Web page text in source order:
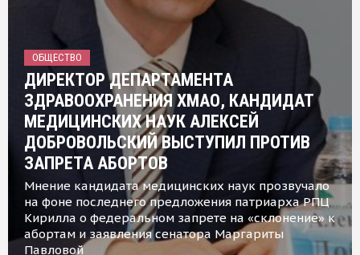
ОБЩЕСТВО
ДИРЕКТОР ДЕПАРТАМЕНТА
ЗДРАВООХРАНЕНИЯ ХМАО, КАНДИДАТ
МЕДИЦИНСКИХ НАУК АЛЕКСЕЙ
ДОБРОВОЛЬСКИЙ ВЫСТУПИЛ ПРОТИВ
ЗАПРЕТА АБОРТОВ
Мнение кандидата медицинских наук прозвучало
на фоне последнего предложения патриарха РПЦ
Кирилла о федеральном запрете на «склонение» к
абортам и заявления сенатора Маргариты
Павловой